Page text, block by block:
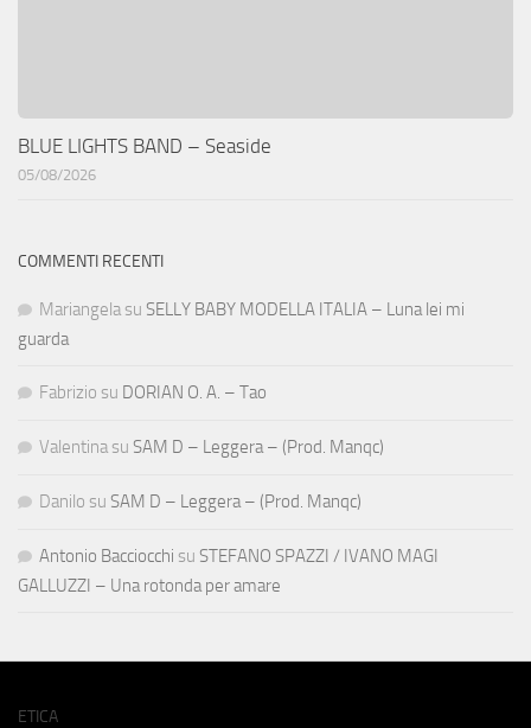
BLUE LIGHTS BAND – Seaside
05/08/2026
COMMENTI RECENTI
Mariangela su SELLY BABY MODELLA ITALIA – Luna lei mi
guarda
Fabrizio su DORIAN O. A. – Tao
Valentina su SAM D – Leggera – (Prod. Manqc)
Danilo su SAM D – Leggera – (Prod. Manqc)
Antonio Bacciocchi su STEFANO SPAZZI / IVANO MAGI
GALLUZZI – Una rotonda per amare
ETICA